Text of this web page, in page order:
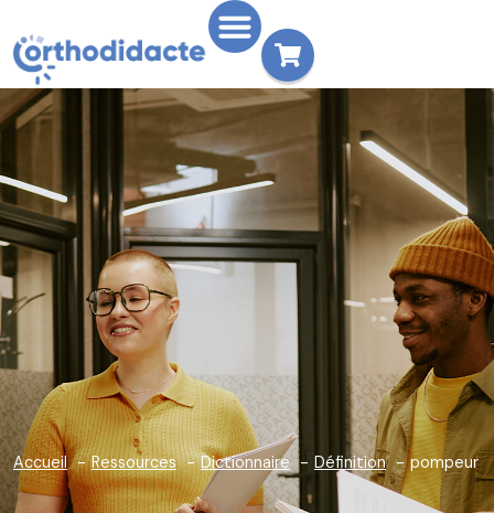
Accueil Ressources Dictionnaire Définition pompeur